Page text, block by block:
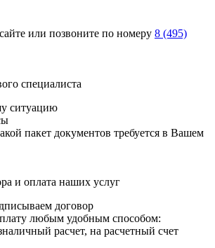
или позвоните по номеру 8 (495)
специалиста
ситуацию
пакет документов требуется в Вашем
и оплата наших услуг
договор
любым удобным способом:
расчет, на расчетный счет